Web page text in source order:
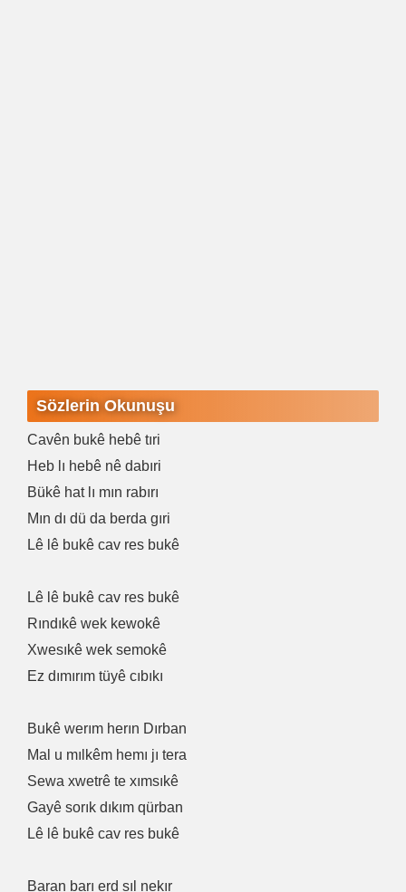
Sözlerin Okunuşu
Cavên bukê hebê tıri
Heb lı hebê nê dabıri
Bükê hat lı mın rabırı
Mın dı dü da berda gıri
Lê lê bukê cav res bukê
Lê lê bukê cav res bukê
Rındıkê wek kewokê
Xwesıkê wek semokê
Ez dımırım tüyê cıbıkı
Bukê werım herın Dırban
Mal u mılkêm hemı jı tera
Sewa xwetrê te xımsıkê
Gayê sorık dıkım qürban
Lê lê bukê cav res bukê
Baran barı erd sıl nekır